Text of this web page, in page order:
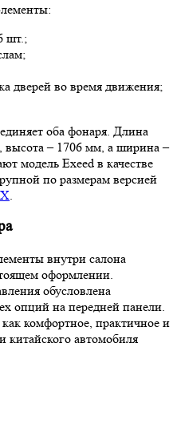
шт.;
дверей во время движения;
оба фонаря. Длина
высота – 1706 мм, а ширина –
модель Exeed в качестве
по размерам версией
внутри салона
оформлении.
обусловлена
опций на передней панели.
комфортное, практичное и
китайского автомобиля